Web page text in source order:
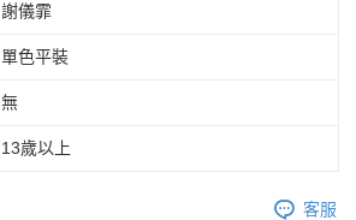
謝儀霏
單色平裝
無
13歲以上
客服